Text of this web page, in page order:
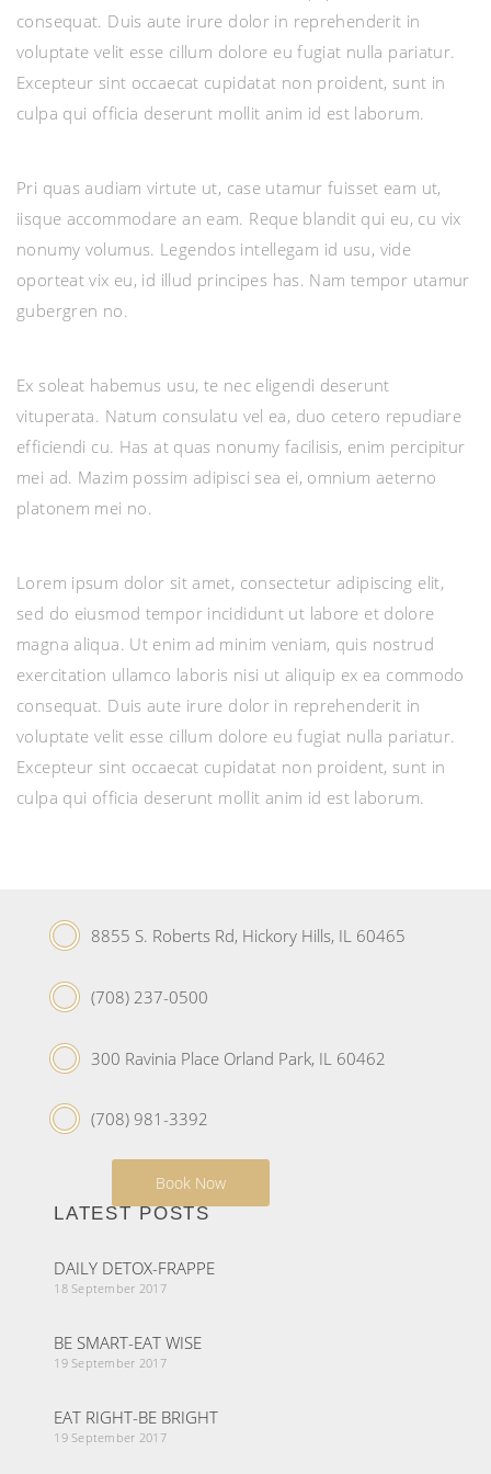
consequat. Duis aute irure dolor in reprehenderit in
voluptate velit esse cillum dolore eu fugiat nulla pariatur.
Excepteur sint occaecat cupidatat non proident, sunt in
culpa qui officia deserunt mollit anim id est laborum.
Pri quas audiam virtute ut, case utamur fuisset eam ut,
iisque accommodare an eam. Reque blandit qui eu, cu vix
nonumy volumus. Legendos intellegam id usu, vide
oporteat vix eu, id illud principes has. Nam tempor utamur
gubergren no.
Ex soleat habemus usu, te nec eligendi deserunt
vituperata. Natum consulatu vel ea, duo cetero repudiare
efficiendi cu. Has at quas nonumy facilisis, enim percipitur
mei ad. Mazim possim adipisci sea ei, omnium aeterno
platonem mei no.
Lorem ipsum dolor sit amet, consectetur adipiscing elit,
sed do eiusmod tempor incididunt ut labore et dolore
magna aliqua. Ut enim ad minim veniam, quis nostrud
exercitation ullamco laboris nisi ut aliquip ex ea commodo
consequat. Duis aute irure dolor in reprehenderit in
voluptate velit esse cillum dolore eu fugiat nulla pariatur.
Excepteur sint occaecat cupidatat non proident, sunt in
culpa qui officia deserunt mollit anim id est laborum.
8855 S. Roberts Rd, Hickory Hills, IL 60465
(708) 237-0500
300 Ravinia Place Orland Park, IL 60462
(708) 981-3392
Book Now
LATEST POSTS
DAILY DETOX-FRAPPE
18 September 2017
BE SMART-EAT WISE
19 September 2017
EAT RIGHT-BE BRIGHT
19 September 2017